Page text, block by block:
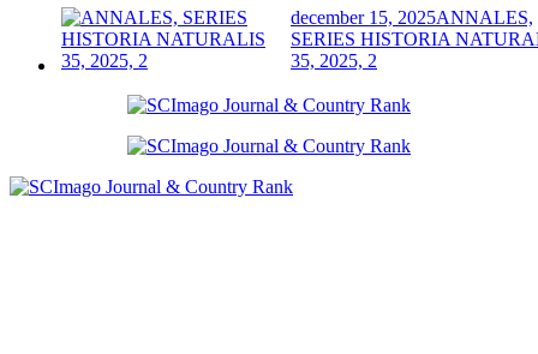
december 15, 2025ANNALES,
SERIES HISTORIA
35, 2025, 2